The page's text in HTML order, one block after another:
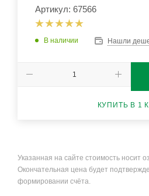
Артикул: 67566
В наличии Нашли
КУПИТЬ В 1
Указанная на сайте стоимость носит
Окончательная цена будет
формировании счёта.